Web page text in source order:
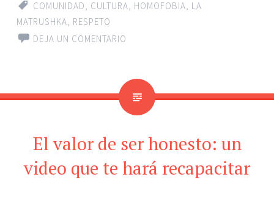
COMUNIDAD
CULTURA HOMOFOBIA LA
MATRUSHKA RESPETO
DEJA UN COMENTARIO
El valor de ser honesto: un
video que te hará recapacitar